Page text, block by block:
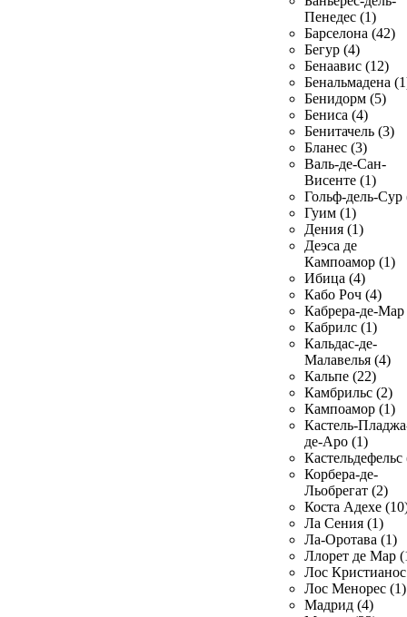
Пенедес (1)
Барселона (42)
Бегур (4)
Бенаавис (12)
Бенальмадена
Бенидорм (5)
Бениса (4)
Бенитачель (3)
Бланес (3)
Валь-де-Сан-
Висенте (1)
Гольф-дель-Сур
Гуим (1)
Дения (1)
Деэса де
Кампоамор (1)
Ибица (4)
Кабо Роч (4)
Кабрера-де-Мар
Кабрилс (1)
Кальдас-де-
Малавелья (4)
Кальпе (22)
Камбрильс (2)
Кампоамор (1)
Кастель-
де-Аро (1)
Кастельдефельс
Корбера-де-
Льобрегат (2)
Коста Адехе
Ла Сения (1)
Ла-Оротава (1)
Ллорет де Мар
Лос
Лос Менорес (1)
Мадрид (4)